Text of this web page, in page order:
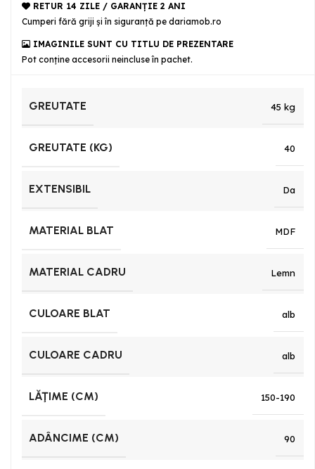
RETUR 14 ZILE / GARANŢIE 2 ANI
Cumperi fără griji şi în siguranţă pe dariamob.ro
IMAGINILE SUNT CU TITLU DE PREZENTARE
Pot conține accesorii neincluse în pachet.
GREUTATE 45 kg
GREUTATE (KG) 40
EXTENSIBIL Da
MATERIAL BLAT MDF
MATERIAL CADRU Lemn
CULOARE BLAT alb
CULOARE CADRU alb
LĂŢIME (CM) 150-190
ADÂNCIME (CM) 90